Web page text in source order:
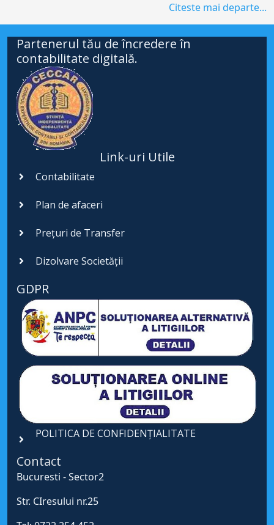
Citeste mai departe...
Partenerul tău de încredere în
contabilitate digitală.
Link-uri Utile
Contabilitate
Plan de afaceri
Prețuri de Transfer
Dizolvare Societății
GDPR
POLITICA DE CONFIDENȚIALITATE
Contact
Bucuresti - Sector2
Str. CIresului nr.25